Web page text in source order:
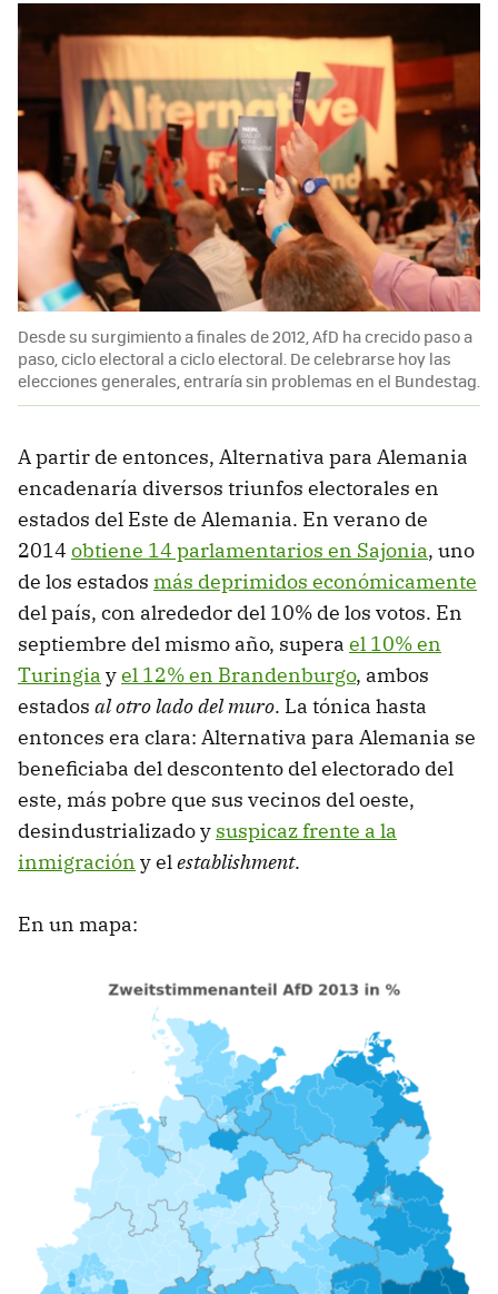
Desde su surgimiento a finales de 2012, AfD ha crecido paso a
paso, ciclo electoral a ciclo electoral. De celebrarse hoy las
elecciones generales, entraría sin problemas en el Bundestag.
A partir de entonces, Alternativa para Alemania
encadenaría diversos triunfos electorales en
estados del Este de Alemania. En verano de
2014 obtiene 14 parlamentarios en Sajonia, uno
de los estados más deprimidos económicamente
del país, con alrededor del 10% de los votos. En
septiembre del mismo año, supera el 10% en
Turingia yel 12% en Brandenburgo, ambos
estados al otro lado del muro. La tónica hasta
entonces era clara: Alternativa para Alemania se
beneficiaba del descontento del electorado del
este, más pobre que sus vecinos del oeste,
desindustrializado y suspicaz frente a la
inmigración y elestablishment.
En un mapa: